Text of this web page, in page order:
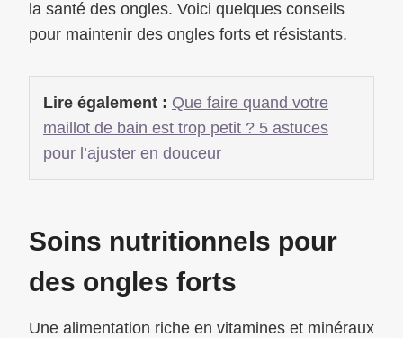
la santé des ongles. Voici quelques conseils
pour maintenir des ongles forts et résistants.
Lire également : Que faire quand votre
maillot de bain est trop petit ? 5 astuces
pour l’ajuster en douceur
Soins nutritionnels pour
des ongles forts
Une alimentation riche en vitamines et minéraux